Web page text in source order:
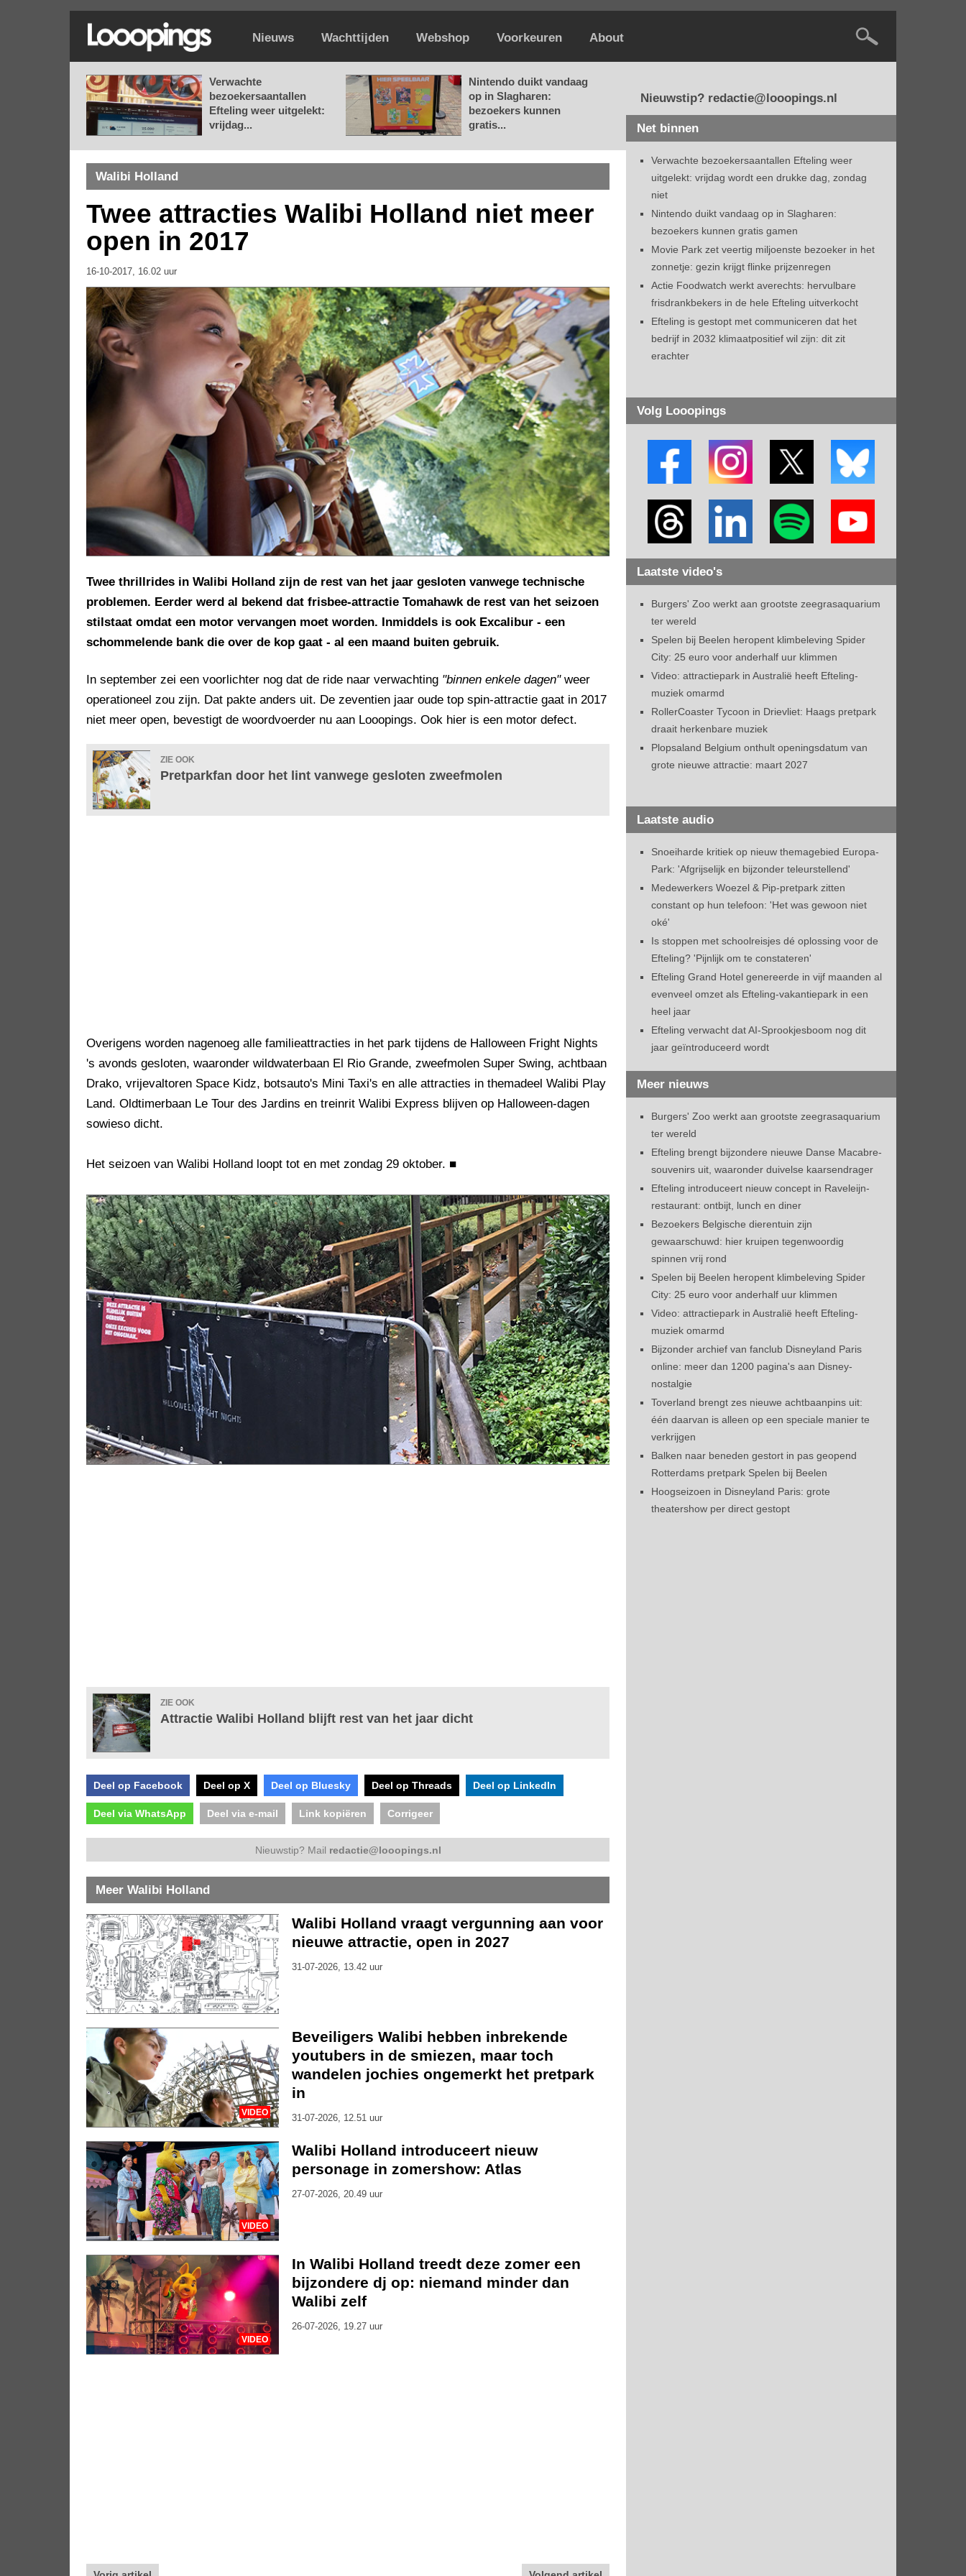
Nieuws Wachttijden Webshop Voorkeuren About
Verwachte
bezoekersaantallen
Efteling weer uitgelekt:
vrijdag...
Nintendo duikt vandaag
op in Slagharen:
bezoekers kunnen
gratis...
Walibi Holland
Twee attracties Walibi Holland niet meer
open in 2017
16-10-2017, 16.02 uur
Twee thrillrides in Walibi Holland zijn de rest van het jaar gesloten vanwege technische
problemen. Eerder werd al bekend dat frisbee-attractie Tomahawk de rest van het seizoen
stilstaat omdat een motor vervangen moet worden. Inmiddels is ook Excalibur - een
schommelende bank die over de kop gaat - al een maand buiten gebruik.
In september zei een voorlichter nog dat de ride naar verwachting "binnen enkele dagen"weer
operationeel zou zijn. Dat pakte anders uit. De zeventien jaar oude top spin-attractie gaat in 2017
niet meer open, bevestigt de woordvoerder nu aan Looopings. Ook hier is een motor defect.
ZIE OOK
Pretparkfan door het lint vanwege gesloten zweefmolen
Overigens worden nagenoeg alle familieattracties in het park tijdens de Halloween Fright Nights
's avonds gesloten, waaronder wildwaterbaan El Rio Grande, zweefmolen Super Swing, achtbaan
Drako, vrijevaltoren Space Kidz, botsauto's Mini Taxi's en alle attracties in themadeel Walibi Play
Land. Oldtimerbaan Le Tour des Jardins en treinrit Walibi Express blijven op Halloween-dagen
sowieso dicht.
Het seizoen van Walibi Holland loopt tot en met zondag 29 oktober. ■
ZIE OOK
Attractie Walibi Holland blijft rest van het jaar dicht
Deel op Facebook Deel op X Deel op Bluesky Deel op Threads Deel op LinkedIn
Deel via WhatsApp Deel via e-mail Link kopiëren Corrigeer
Nieuwstip? Mail redactie@looopings.nl
Meer Walibi Holland
Walibi Holland vraagt vergunning aan voor
nieuwe attractie, open in 2027
31-07-2026, 13.42 uur
VIDEO
Beveiligers Walibi hebben inbrekende
youtubers in de smiezen, maar toch
wandelen jochies ongemerkt het pretpark
in
31-07-2026, 12.51 uur
VIDEO
Walibi Holland introduceert nieuw
personage in zomershow: Atlas
27-07-2026, 20.49 uur
VIDEO
In Walibi Holland treedt deze zomer een
bijzondere dj op: niemand minder dan
Walibi zelf
26-07-2026, 19.27 uur
Nieuwstip? redactie@looopings.nl
Net binnen
Verwachte bezoekersaantallen Efteling weer
uitgelekt: vrijdag wordt een drukke dag, zondag
niet
Nintendo duikt vandaag op in Slagharen:
bezoekers kunnen gratis gamen
Movie Park zet veertig miljoenste bezoeker in het
zonnetje: gezin krijgt flinke prijzenregen
Actie Foodwatch werkt averechts: hervulbare
frisdrankbekers in de hele Efteling uitverkocht
Efteling is gestopt met communiceren dat het
bedrijf in 2032 klimaatpositief wil zijn: dit zit
erachter
Volg Looopings
Laatste video's
Burgers' Zoo werkt aan grootste zeegrasaquarium
ter wereld
Spelen bij Beelen heropent klimbeleving Spider
City: 25 euro voor anderhalf uur klimmen
Video: attractiepark in Australië heeft Efteling-
muziek omarmd
RollerCoaster Tycoon in Drievliet: Haags pretpark
draait herkenbare muziek
Plopsaland Belgium onthult openingsdatum van
grote nieuwe attractie: maart 2027
Laatste audio
Snoeiharde kritiek op nieuw themagebied Europa-
Park: 'Afgrijselijk en bijzonder teleurstellend'
Medewerkers Woezel & Pip-pretpark zitten
constant op hun telefoon: 'Het was gewoon niet
oké'
Is stoppen met schoolreisjes dé oplossing voor de
Efteling? 'Pijnlijk om te constateren'
Efteling Grand Hotel genereerde in vijf maanden al
evenveel omzet als Efteling-vakantiepark in een
heel jaar
Efteling verwacht dat AI-Sprookjesboom nog dit
jaar geïntroduceerd wordt
Meer nieuws
Burgers' Zoo werkt aan grootste zeegrasaquarium
ter wereld
Efteling brengt bijzondere nieuwe Danse Macabre-
souvenirs uit, waaronder duivelse kaarsendrager
Efteling introduceert nieuw concept in Raveleijn-
restaurant: ontbijt, lunch en diner
Bezoekers Belgische dierentuin zijn
gewaarschuwd: hier kruipen tegenwoordig
spinnen vrij rond
Spelen bij Beelen heropent klimbeleving Spider
City: 25 euro voor anderhalf uur klimmen
Video: attractiepark in Australië heeft Efteling-
muziek omarmd
Bijzonder archief van fanclub Disneyland Paris
online: meer dan 1200 pagina's aan Disney-
nostalgie
Toverland brengt zes nieuwe achtbaanpins uit:
één daarvan is alleen op een speciale manier te
verkrijgen
Balken naar beneden gestort in pas geopend
Rotterdams pretpark Spelen bij Beelen
Hoogseizoen in Disneyland Paris: grote
theatershow per direct gestopt